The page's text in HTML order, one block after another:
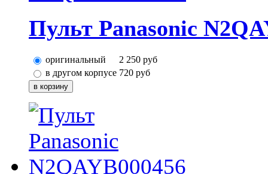
Пульт Panasonic
оригинальный 2 250 руб
в другом корпусе 720 руб